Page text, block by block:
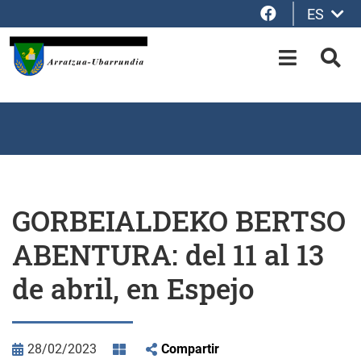
Facebook
ES
OPEN-
GORBEIALDEKO BERTSO
ABENTURA: del 11 al 13
de abril, en Espejo
28/02/2023 Compartir